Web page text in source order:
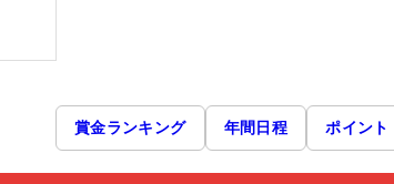
賞金ランキング 年間日程 ポイント